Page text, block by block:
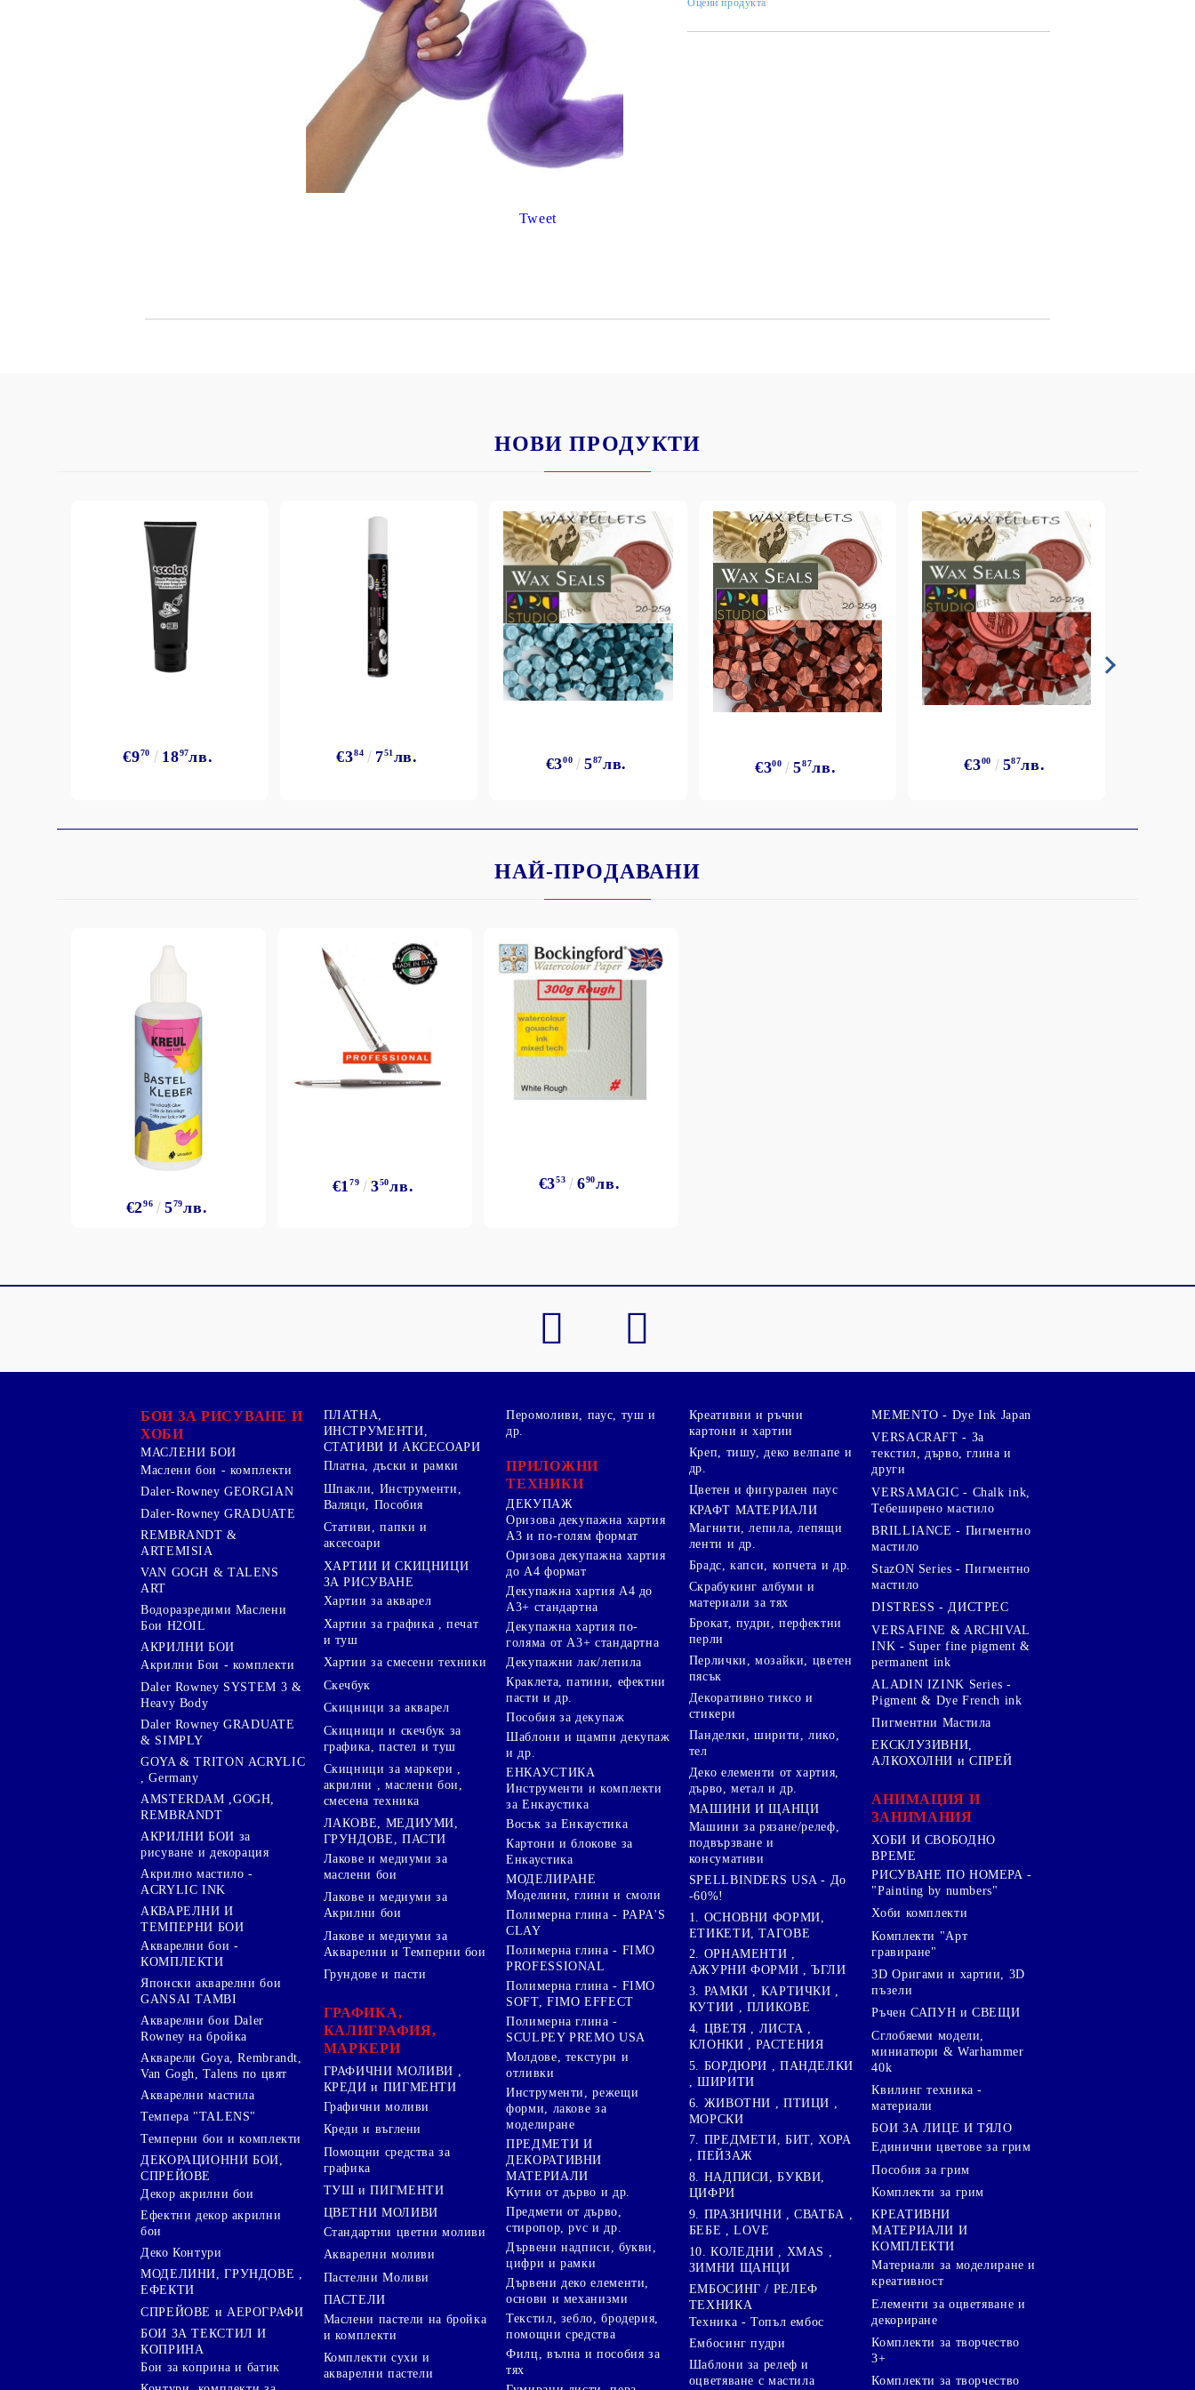
Моят профил
Регистрация
BGN
Пигментни Мастила
ЕКСКЛУЗИВНИ, АЛКОХОЛНИ и
ДЕКОРАТИВНИ И ПЕЧАТИ ЗА
ВОСЪК
ХАРТИИ, ЗАГОТОВКИ ЗА
КАРТИЧКИ, ПЛИКОВЕ
Tweet
Оцени продукта
НОВИ ПРОДУКТИ
€970 1897лв. €384 751лв. €300 587лв. €300 587лв. €300 587лв.
НАЙ-ПРОДАВАНИ
€296 579лв.
€179 350лв. €353 690лв.
БОИ ЗА РИСУВАНЕ И
ХОБИ
МАСЛЕНИ БОИ
Маслени бои - комплекти
Daler-Rowney GEORGIAN
Daler-Rowney GRADUATE
REMBRANDT &
ARTEMISIA
VAN GOGH & TALENS
ART
Водоразредими Маслени
Бои H2OIL
АКРИЛНИ БОИ
Акрилни Бои - комплекти
Daler Rowney SYSTEM 3 &
Heavy Body
Daler Rowney GRADUATE
& SIMPLY
GOYA & TRITON АCRYLIC
, Germany
AMSTERDAM ,GOGH,
REMBRANDT
АКРИЛНИ БОИ за
рисуване и декорация
Акрилно мастило -
ACRYLIC INK
АКВАРЕЛНИ И
ТЕМПЕРНИ БОИ
Акварелни бои -
КОМПЛЕКТИ
Японски акварелни бои
GANSAI TAMBI
Акварелни бои Daler
Rowney на бройка
Акварели Goya, Rembrandt,
Van Gogh, Talens по цвят
Акварелни мастила
Темпера "TALENS"
Темперни бои и комплекти
ДЕКОРАЦИОННИ БОИ,
СПРЕЙОВЕ
Декор акрилни бои
Ефектни декор акрилни
бои
Деко Контури
МОДЕЛИНИ, ГРУНДОВЕ ,
ЕФЕКТИ
СПРЕЙОВЕ и АЕРОГРАФИ
БОИ ЗА ТЕКСТИЛ И
КОПРИНА
Бои за коприна и батик
ПЛАТНА,
ИНСТРУМЕНТИ,
СТАТИВИ И АКСЕСОАРИ
Платна, дъски и рамки
Шпакли, Инструменти,
Валяци, Пособия
Стативи, папки и
аксесоари
ХАРТИИ И СКИЦНИЦИ
ЗА РИСУВАНЕ
Хартии за акварел
Хартии за графика , печат
и туш
Хартии за смесени техники
Скечбук
Скицници за акварел
Скицници и скечбук за
графика, пастел и туш
Скицници за маркери ,
акрилни , маслени бои,
смесена техника
ЛАКОВЕ, МЕДИУМИ,
ГРУНДОВЕ, ПАСТИ
Лакове и медиуми за
маслени бои
Лакове и медиуми за
Акрилни бои
Лакове и медиуми за
Акварелни и Темперни бои
Грундове и пасти
ГРАФИКА,
КАЛИГРАФИЯ,
МАРКЕРИ
ГРАФИЧНИ МОЛИВИ ,
КРЕДИ и ПИГМЕНТИ
Графични моливи
Креди и въглени
Помощни средства за
графика
ТУШ и ПИГМЕНТИ
ЦВЕТНИ МОЛИВИ
Стандартни цветни моливи
Акварелни моливи
Пастелни Моливи
ПАСТЕЛИ
Маслени пастели на бройка
и комплекти
Комплекти сухи и
акварелни пастели
Перомоливи, паус, туш и
др.
ПРИЛОЖНИ
ТЕХНИКИ
ДЕКУПАЖ
Оризова декупажна хартия
А3 и по-голям формат
Оризова декупажна хартия
до А4 формат
Декупажна хартия А4 до
А3+ стандартна
Декупажна хартия по-
голяма от А3+ стандартна
Декупажни лак/лепила
Краклета, патини, ефектни
пасти и др.
Пособия за декупаж
Шаблони и щампи декупаж
и др.
ЕНКАУСТИКА
Инструменти и комплекти
за Енкаустика
Восък за Енкаустика
Картони и блокове за
Енкаустика
МОДЕЛИРАНЕ
Моделини, глини и смоли
Полимерна глина - PAPA'S
CLAY
Полимерна глина - FIMO
PROFESSIONAL
Полимерна глина - FIMO
SOFT, FIMO EFFECT
Полимерна глина -
SCULPEY PREMO USA
Молдове, текстури и
отливки
Инструменти, режещи
форми, лакове за
моделиране
ПРЕДМЕТИ И
ДЕКОРАТИВНИ
МАТЕРИАЛИ
Кутии от дърво и др.
Предмети от дърво,
стиропор, pvc и др.
Дървени надписи, букви,
цифри и рамки
Дървени деко елементи,
основи и механизми
Текстил, зебло, бродерия,
помощни средства
Филц, вълна и пособия за
тях
Креативни и ръчни
картони и хартии
Креп, тишу, деко велпапе и
др.
Цветен и фигурален паус
КРАФТ МАТЕРИАЛИ
Магнити, лепила, лепящи
ленти и др.
Брадс, капси, копчета и др.
Скрабукинг албуми и
материали за тях
Брокат, пудри, перфектни
перли
Перлички, мозайки, цветен
пясък
Декоративно тиксо и
стикери
Панделки, ширити, лико,
тел
Деко елементи от хартия,
дърво, метал и др.
МАШИНИ И ЩАНЦИ
Машини за рязане/релеф,
подвързване и
консумативи
SPELLBINDERS USA - До
-60%!
1. ОСНОВНИ ФОРМИ,
ЕТИКЕТИ, ТАГОВЕ
2. ОРНАМЕНТИ ,
АЖУРНИ ФОРМИ , ЪГЛИ
3. РАМКИ , КАРТИЧКИ ,
КУТИИ , ПЛИКОВЕ
4. ЦВЕТЯ , ЛИСТА ,
КЛОНКИ , РАСТЕНИЯ
5. БОРДЮРИ , ПАНДЕЛКИ
, ШИРИТИ
6. ЖИВОТНИ , ПТИЦИ ,
МОРСКИ
7. ПРЕДМЕТИ, БИТ, ХОРА
, ПЕЙЗАЖ
8. НАДПИСИ, БУКВИ,
ЦИФРИ
9. ПРАЗНИЧНИ , СВАТБА ,
БЕБЕ , LOVE
10. КОЛЕДНИ , XMAS ,
ЗИМНИ ЩАНЦИ
ЕМБОСИНГ / РЕЛЕФ
ТЕХНИКА
Техника - Топъл ембос
Ембосинг пудри
Шаблони за релеф и
оцветяване с мастила
MEMENTO - Dye Ink Japan
VERSACRAFT - За
текстил, дърво, глина и
други
VERSAMAGIC - Chalk ink,
Тебеширено мастило
BRILLIANCE - Пигментно
мастило
StazON Series - Пигментно
мастило
DISTRESS - ДИСТРЕС
VERSAFINE & ARCHIVAL
INK - Super fine pigment &
permanent ink
ALADIN IZINK Series -
Pigment & Dye French ink
Пигментни Мастила
ЕКСКЛУЗИВНИ,
АЛКОХОЛНИ и СПРЕЙ
АНИМАЦИЯ И
ЗАНИМАНИЯ
ХОБИ И СВОБОДНО
ВРЕМЕ
РИСУВАНЕ ПО НОМЕРА -
"Painting by numbers"
Хоби комплекти
Комплекти "Арт
гравиране"
3D Оригами и хартии, 3D
пъзели
Ръчен САПУН и СВЕЩИ
Сглобяеми модели,
миниатюри & Warhammer
40k
Квилинг техника -
материали
БОИ ЗА ЛИЦЕ И ТЯЛО
Единични цветове за грим
Пособия за грим
Комплекти за грим
КРЕАТИВНИ
МАТЕРИАЛИ И
КОМПЛЕКТИ
Mатериали за моделиране и
креативност
Елементи за оцветяване и
декориране
Комплекти за творчество
3+
Комплекти за творчество